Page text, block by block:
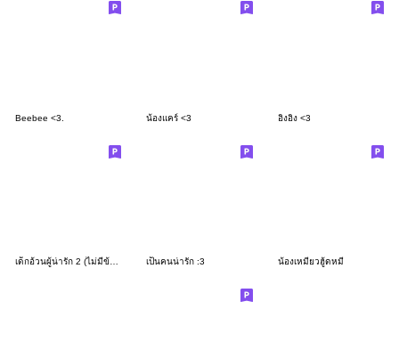
Beebee <3. น้องแคร์ <3 อิงอิง <3
เป็นคนน่ารัก :3 น้องเหมียวฮู้ดหมี